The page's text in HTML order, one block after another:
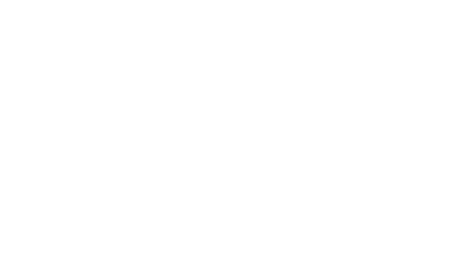
med hela vårt sortiment.
du att du som patient kan göra mycket för din egen och andras säkerhet?
jobbprofiler på vår globala arbetsmarknad.